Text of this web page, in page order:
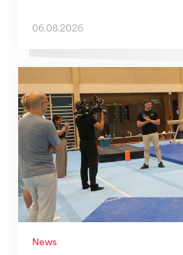
06.08.2026
News
Mit klaren Zielen nach Zagreb